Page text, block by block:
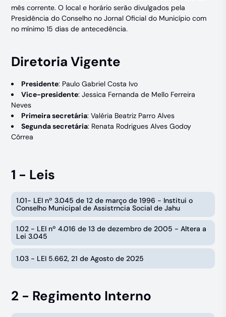
mês corrente. O local e horário serão divulgados pela
Presidência do Conselho no Jornal Oficial do Município com
no mínimo 15 dias de antecedência.
Diretoria Vigente
Presidente: Paulo Gabriel Costa Ivo
Vice-presidente: Jessica Fernanda de Mello Ferreira
Neves
Primeira secretária: Valéria Beatriz Parro Alves
Segunda secretária: Renata Rodrigues Alves Godoy
Côrrea
1 - Leis
1.01- LEI nº 3.045 de 12 de março de 1996 - Institui o
Conselho Municipal de Assistrncia Social de Jahu
1.02 - LEI nº 4.016 de 13 de dezembro de 2005 - Altera a
Lei 3.045
1.03 - LEI 5.662, 21 de Agosto de 2025
2 - Regimento Interno